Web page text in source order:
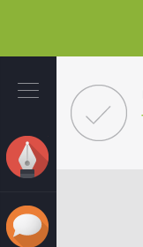
tartalomra